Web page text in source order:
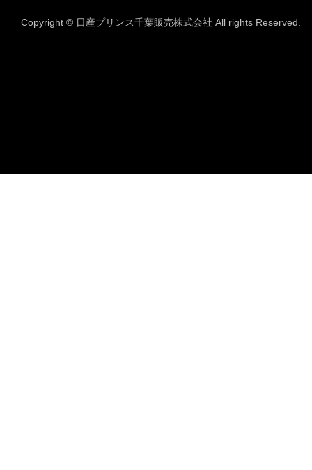
Copyright © 日産プリンス千葉販売株式会社 All rights Reserved.